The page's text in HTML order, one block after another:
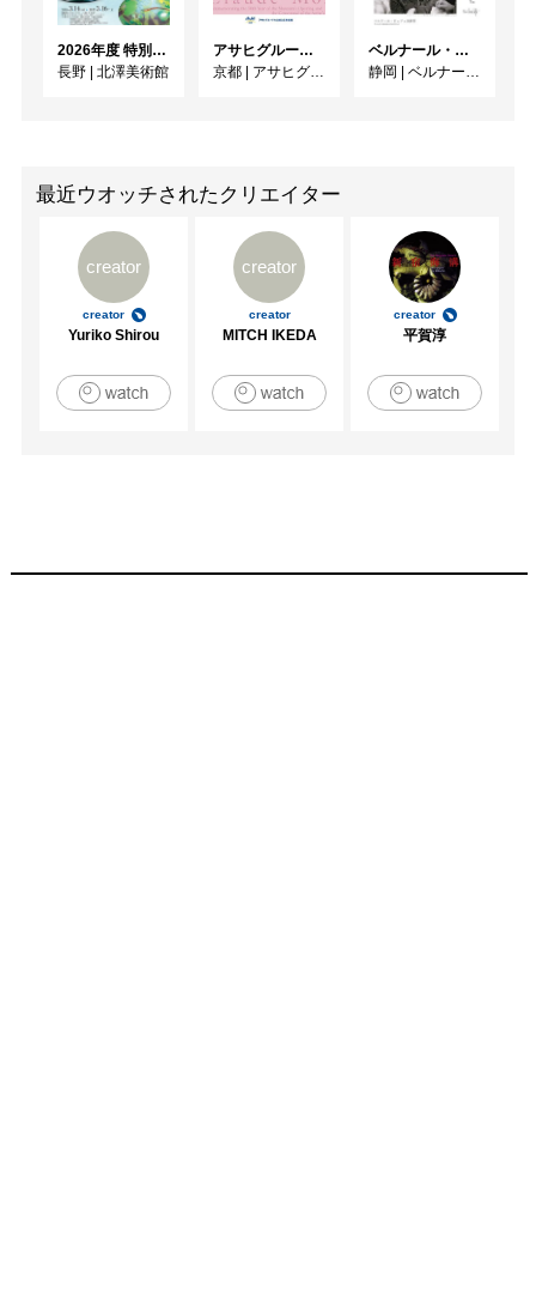
2026年度 特別展「ガレとドーム、アール･ヌーヴォーのガラス 水辺のやすらぎ、海の神秘」
長野 | 北澤美術館
アサヒグループ大山崎山荘美術館 開館30周年記念展「没後100年 クロード・モネ」
京都 | アサヒグループ大山崎山荘美術館
ベルナール・ビュフェと写真 ーカメラがとらえたビュフェとその時代、そして21 世紀へ
静岡 | ベルナール・ビュフェ美術館
最近ウオッチされたクリエイター
creator
creator
Yuriko Shirou
creator
creator
MITCH IKEDA
creator
平賀淳